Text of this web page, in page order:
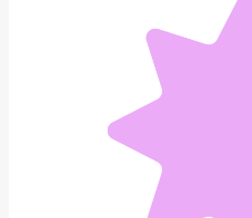
LABUBU The